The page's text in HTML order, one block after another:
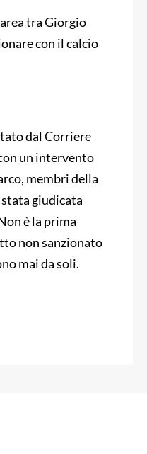
tra Giorgio
con il calcio
dal Corriere
un intervento
membri della
giudicata
è la prima
non sanzionato
mai da soli.